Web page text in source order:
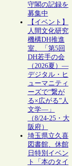
守閣の記録を
募集中
【イベント】
人間文化研究
機構DH推進
室、「第5回
DH若手の会
（2026夏）―
デジタル・ヒ
ューマニティ
ーズで“繋が
る×広がる”人
文学―」
（8/24-25・大
阪府）
埼玉県立久喜
図書館、休館
日特別イベン
ト「本のタイ